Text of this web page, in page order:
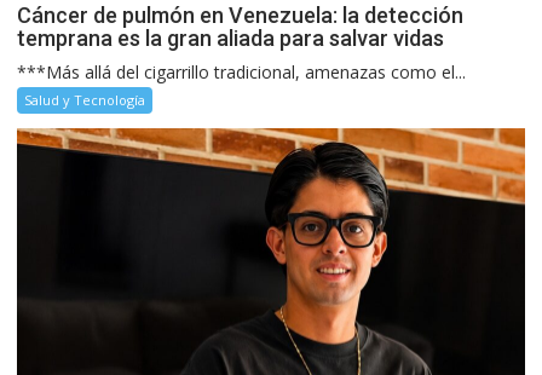
Cáncer de pulmón en Venezuela: la detección
temprana es la gran aliada para salvar vidas
***Más allá del cigarrillo tradicional, amenazas como el...
Salud y Tecnología